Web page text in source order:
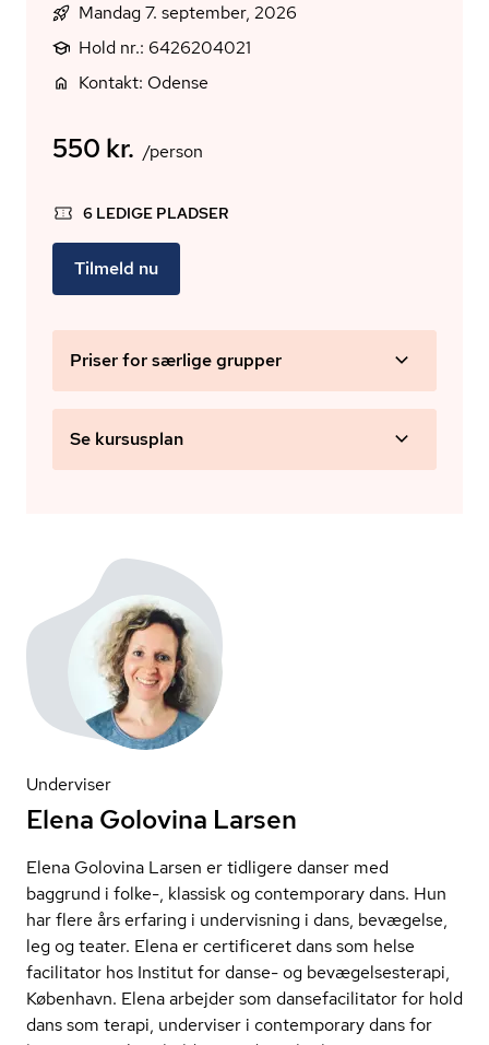
Mandag 7. september, 2026
Hold nr.: 6426204021
Kontakt: Odense
550 kr. /person
6 LEDIGE PLADSER
Tilmeld nu
Priser for særlige grupper
Se kursusplan
Underviser
Elena Golovina Larsen
Elena Golovina Larsen er tidligere danser med
baggrund i folke-, klassisk og contemporary dans. Hun
har flere års erfaring i undervisning i dans, bevægelse,
leg og teater. Elena er certificeret dans som helse
facilitator hos Institut for danse- og be­væ­gel­ses­te­ra­pi,
København. Elena arbejder som dan­se­fa­ci­li­ta­tor for hold
dans som terapi, underviser i contemporary dans for